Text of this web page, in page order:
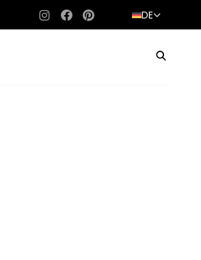
Instagram
Facebook
PinterestDE